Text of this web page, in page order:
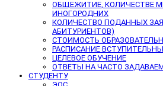
ОБЩЕЖИТИЕ, КОЛИЧЕСТВЕ
ИНОГОРОДНИХ
КОЛИЧЕСТВО ПОДАННЫХ
АБИТУРИЕНТОВ)
СТОИМОСТЬ
РАСПИСАНИЕ
ЦЕЛЕВОЕ ОБУЧЕНИЕ
ОТВЕТЫ НА ЧАСТО
СТУДЕНТУ